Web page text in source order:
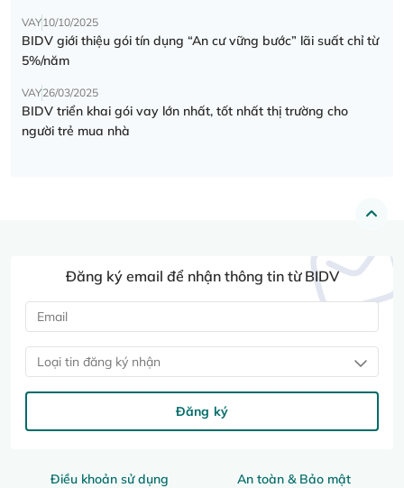
VAY10/10/2025
BIDV giới thiệu gói tín dụng “An cư vững bước” lãi suất chỉ từ
5%/năm
VAY26/03/2025
BIDV triển khai gói vay lớn nhất, tốt nhất thị trường cho
người trẻ mua nhà
Điều khoản sử dụng
An toàn & Bảo mật
Đăng ký email để nhận thông tin từ BIDV
Loại tin đăng ký nhận
Đăng ký